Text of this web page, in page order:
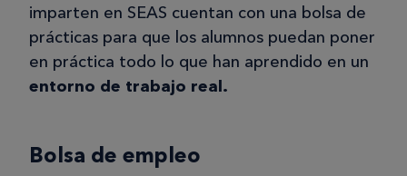
imparten en SEAS cuentan con una bolsa de
prácticas para que los alumnos puedan poner
en práctica todo lo que han aprendido en un
entorno de trabajo real.
Bolsa de empleo